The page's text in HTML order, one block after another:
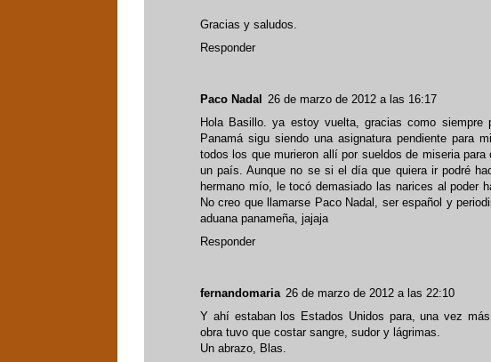
Gracias y saludos.
Responder
Paco Nadal 26 de marzo de 2012 a las 16:17
Hola Basillo. ya estoy vuelta, gracias como siempre
Panamá sigu siendo una asignatura pendiente para
todos los que murieron allí por sueldos de miseria
un país. Aunque no se si el día que quiera ir podré
hermano mío, le tocó demasiado las narices al poder
No creo que llamarse Paco Nadal, ser español y
aduana panameña, jajaja
Responder
fernandomaria 26 de marzo de 2012 a las 22:10
Y ahí estaban los Estados Unidos para, una vez
obra tuvo que costar sangre, sudor y lágrimas.
Un abrazo, Blas.